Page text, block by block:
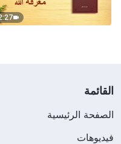
القائمة
الصفحة الرئيسية
فيديوهات